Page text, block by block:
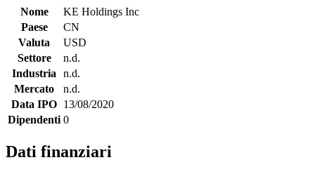
Nome
KE Holdings Inc
Paese
CN
Valuta
USD
Settore
n.d.
Industria
n.d.
Mercato
n.d.
Data IPO 13/08/2020
Dipendenti 0
Dati finanziari